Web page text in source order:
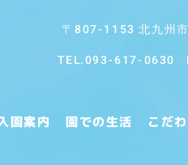
〒807-1153 北九州
TEL.093-617-0630
園案内 園での生活 こだ